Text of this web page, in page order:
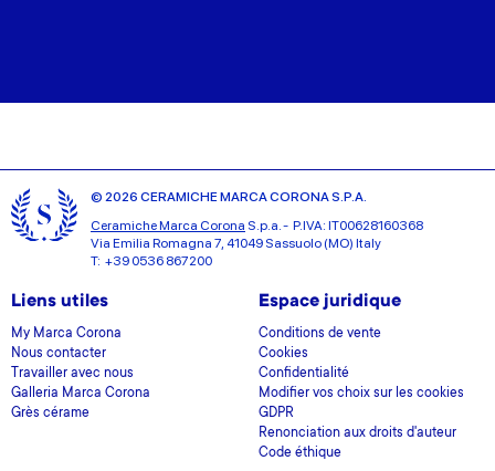
© 2026 CERAMICHE MARCA CORONA S.P.A.
Ceramiche Marca Corona S.p.a. - P.IVA: IT00628160368
Via Emilia Romagna 7, 41049 Sassuolo (MO) Italy
T: +39 0536 867200
Liens utiles
My Marca Corona
Nous contacter
Travailler avec nous
Galleria Marca Corona
Grès cérame
Espace juridique
Conditions de vente
Cookies
Confidentialité
Modifier vos choix sur les cookies
GDPR
Renonciation aux droits d'auteur
Code éthique